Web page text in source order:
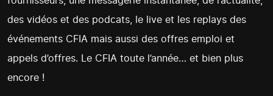
des vidéos et des podcats, le live et les replays des
événements CFIA mais aussi des offres emploi et
appels d’offres. Le CFIA toute l’année… et bien plus
encore !